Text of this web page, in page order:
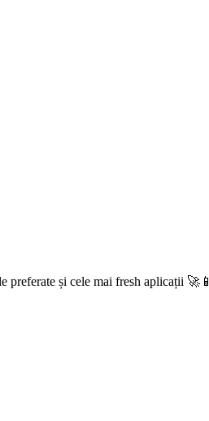
preferate și cele mai fresh aplicații 🚀📱